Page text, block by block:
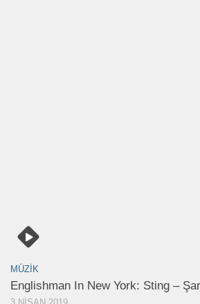
MÜZIK
Englishman In New York: Sting –